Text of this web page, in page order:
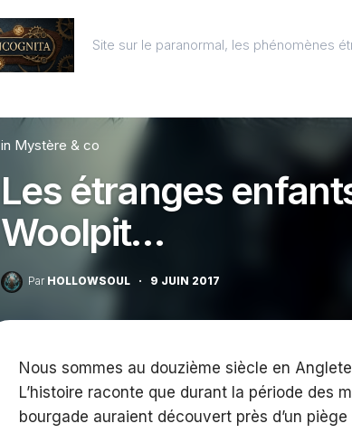
Site sur le paranormal, les phénomènes
in Mystère & co
Les étranges
Woolpit…
Par HOLLOWSOUL · 9 JUIN 2017
Nous sommes au douzième siècle en
L’histoire raconte que durant la période des
bourgade auraient découvert près d’un